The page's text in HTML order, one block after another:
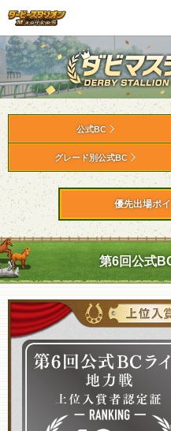
公式BC
グレード別公式BC
優先出場ポ
第6回公式